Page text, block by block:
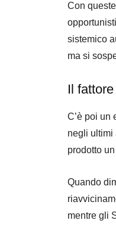
Con
sistemico
ma si
Il
C’è poi un
negli ultimi
prodotto
Quando
mentre gli